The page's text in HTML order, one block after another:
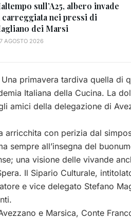
sull’A25, albero invade
carreggiata nei pressi di
dei Marsi
AGOSTO 2026
primavera tardiva quella di
Italiana della Cucina. La
amici della delegazione di
arricchita con perizia dal
sempre all’insegna del
una visione delle vivande
Il Sipario Culturale,
e vice delegato Stefano
e Marsica, Conte